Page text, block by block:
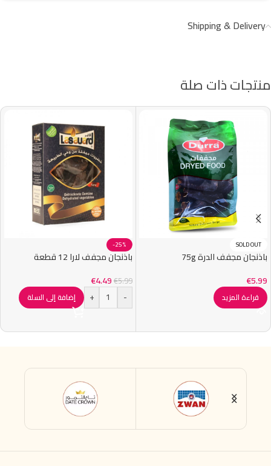
Shipping & Delivery
منتجات ذات صلة
SOLD OUT
باذنجان مجفف الدرة 75g
€5.99
قراءة المزيد
-25%
باذنجان مجفف لارا 12 قطعة
€5.99
€4.49
-
+ إضافة إلى السلة